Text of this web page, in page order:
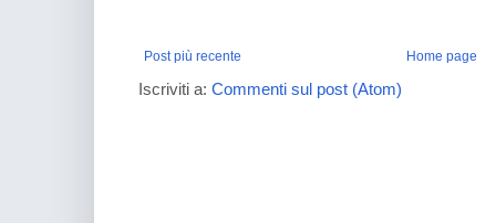
Post più recente Home page
Iscriviti a: Commenti sul post (Atom)